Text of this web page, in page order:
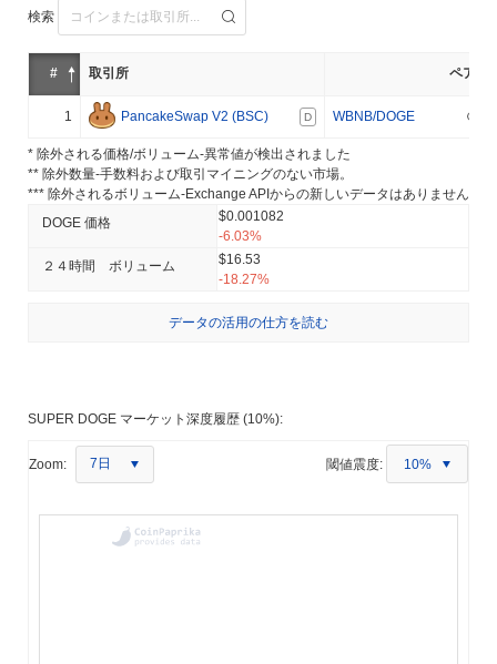
検索
# 取引所 ペア
1 PancakeSwap V2 (BSC) D WBNB/DOGE
* 除外される価格/ボリューム-異常値が検出されました
** 除外数量-手数料および取引マイニングのない市場。
*** 除外されるボリューム-Exchange APIからの新しいデータはありません
DOGE 価格
$0.001082
-6.03%
２４時間 ボリューム
$16.53
-18.27%
データの活用の仕方を読む
SUPER DOGE マーケット深度履歴 (10%):
Zoom: 7日 閾値震度: 10%